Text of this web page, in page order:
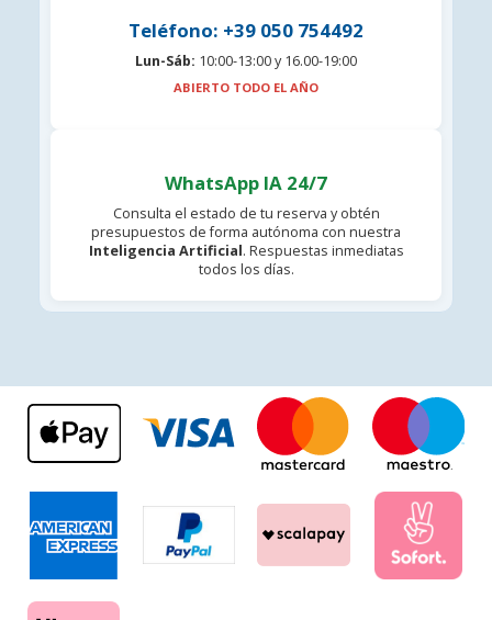
Teléfono: +39 050 754492
Lun-Sáb: 10:00-13:00 y 16.00-19:00
ABIERTO TODO EL AÑO
WhatsApp IA 24/7
Consulta el estado de tu reserva y obtén
presupuestos de forma autónoma con nuestra
Inteligencia Artificial. Respuestas inmediatas
todos los días.